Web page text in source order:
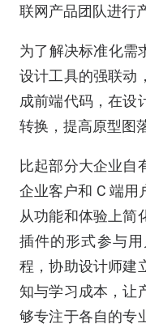
联网产品团队进行
为了解决标准化需
设计工具的强联动
成前端代码，在设
转换，提高原型图
比起部分大企业自
企业客户和 C 端用
从功能和体验上简
插件的形式参与
程，协助设计师建
知与学习成本，让
够专注于各自的专